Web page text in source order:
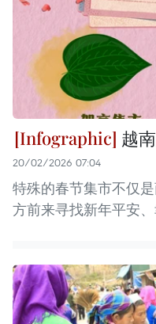
越
20/02/2026 07:04
特殊的春节集市不仅
方前来寻找新年平安、